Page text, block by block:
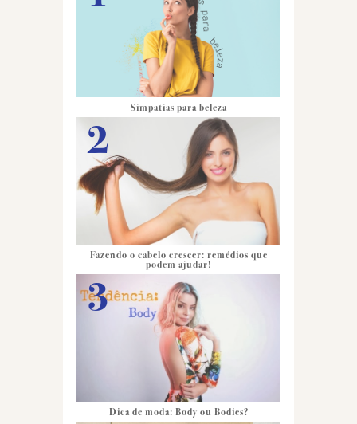
Simpatias para beleza
Fazendo o cabelo crescer: remédios que
podem ajudar!
Dica de moda: Body ou Bodies?